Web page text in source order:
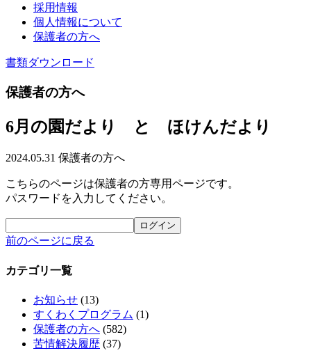
採用情報
個人情報について
保護者の方へ
書類ダウンロード
保護者の方へ
6月の園だより と ほけんだより
2024.05.31 保護者の方へ
こちらのページは保護者の方専用ページです。
パスワードを入力してください。
前のページに戻る
カテゴリ一覧
お知らせ (13)
すくわくプログラム (1)
保護者の方へ (582)
苦情解決履歴 (37)